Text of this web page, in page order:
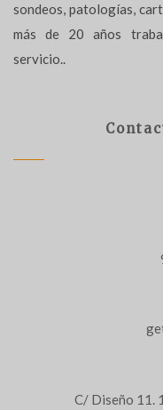
sondeos, patologías,
más de 20 años
servicio..
C/ Diseño 11.